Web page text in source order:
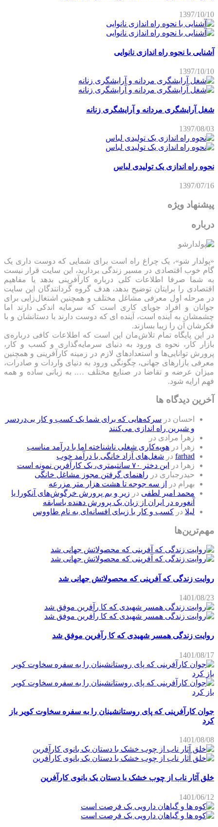
1397/10/10
آشنایی با نحوه راه اندازی نانوایی
1397/10/10
شغل آرایشگری مردانه و آرایشگری زنانه
1397/08/03
نحوه راه اندازی یک تولیدی لباس
1397/07/16
پیشنهاد ویژه
درباره
«پولدار شو»، یک چراغ راه است برای شمایی که دوست داری یک
گام خوب اقتصادی در مسیر زندگی بردارید، این سایت قرار نیست
به شما صرفا اطلاعات کلی درباره کارآفرینی بدهد یا مفاهیم
اقتصادی را برایتان توضیح بدهد، هدف گروه گردانندگان این سایت
در مرحله اول معرفی مشاغل مختلف و همچنین اشتغال‌زایی برای
جوانان و افراد جویای کاری است که سرمایه اندکی دارند اما
چشمشان به آینده است، آینده ای که دوست دارند با دستانشان و با
فکرشان آن را زیبا بسازند.
در این پایگاه تمام تلاش‌مان این است که ‌اطلاعات کافی درباره‌ی
بازار کار، نحوه ی ورود به دنیای سرمایه‌گذاری و کسب و کار،
پرورش توانایی‌ها و استعدادهای لازم در زمینه کارآفرینی و همچنین
معرفی بازارهای جهانی، چگونگی ورود به دنیای واردات و صادرات،
میزان عرضه و تقاضا در صنایع مختلف …. به زبانی ساده و همه
فهم ارایه شود.
آخرین دیدگاه ها
احسان در سرکه‌هایی که برای شما یک کسب و کار بی‌دردسر
و شیرین راه اندازی می‌کنند
زهرا مرادی در
زهرا
در هویه‌کاری شغلی ناشناخته اما با درآمد مناسب
farhad در شغل‌های آزاد خانگی با درآمد خوب
زهرا
در
این دختر ۷۰ سانتیمتری، یک کارآفرین نمونه است
حیدرجباری در راهنمای گرفتن مجوز مشاغل خانگی
بهرام در
از سه جوجه تا هشت هزار متر مزرعه
محمد امیر لطفی در زیر و بم پرورش خرگوش‌های آنکورا یا
آنغوره در ایران از زبان یک پرورش دهنده باسابقه
لیلا در کسب و کار با زیبای افسانه‌ای به نام طاووس
مهم‌ترین‌ها
روایت زندگی که آفرینی که محصولاتش جهانی شد
1401/08/23
روایت زندگی همسر شهیدی که کا رآفرین موفق شد
1401/08/17
جوان کارآفرینی که پای روستانشینان را به سفره سخاوت کویر باز
کرد
1401/08/08
خلق آثار ناب از چوب خشک با دستان یک بانوی کارآفرین
1401/06/12